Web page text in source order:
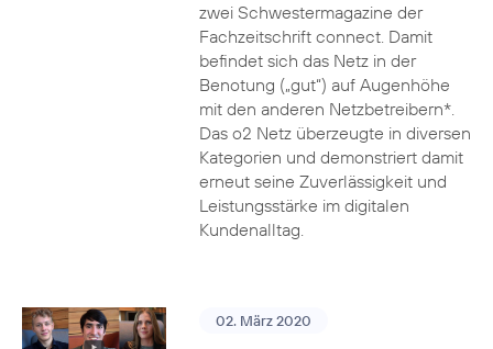
zwei Schwestermagazine der
Fachzeitschrift connect. Damit
befindet sich das Netz in der
Benotung („gut“) auf Augenhöhe
mit den anderen Netzbetreibern*.
Das o2 Netz überzeugte in diversen
Kategorien und demonstriert damit
erneut seine Zuverlässigkeit und
Leistungsstärke im digitalen
Kundenalltag.
02. März 2020